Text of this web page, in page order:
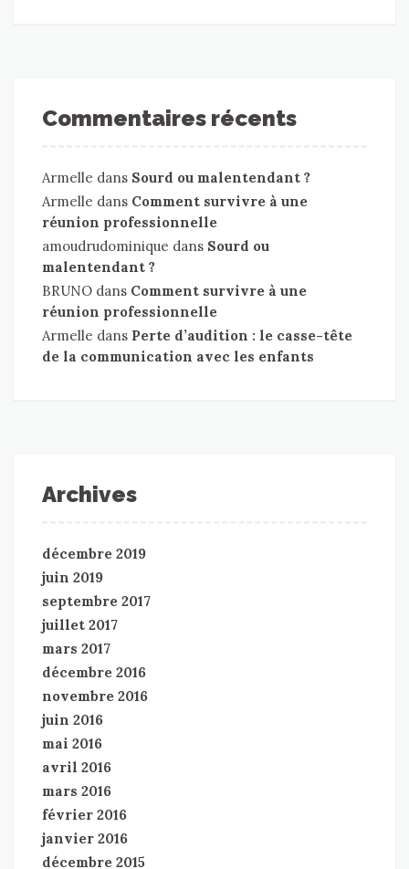
Commentaires récents
Armelle dans Sourd ou malentendant ?
Armelle dans Comment survivre à une
réunion professionnelle
amoudrudominique dans Sourd ou
malentendant ?
BRUNO dans Comment survivre à une
réunion professionnelle
Armelle dans Perte d’audition : le casse-tête
de la communication avec les enfants
Archives
décembre 2019
juin 2019
septembre 2017
juillet 2017
mars 2017
décembre 2016
novembre 2016
juin 2016
mai 2016
avril 2016
mars 2016
février 2016
janvier 2016
décembre 2015